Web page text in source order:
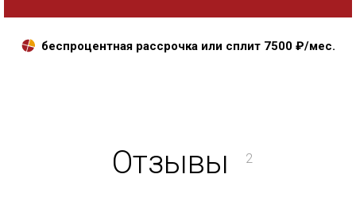
беспроцентная рассрочка или сплит 7500 ₽/мес.
Отзывы 2